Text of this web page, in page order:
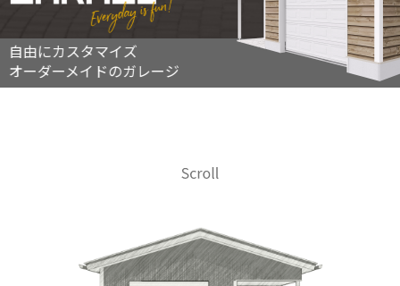
自由にカスタマイズ
オーダーメイドのガレージ